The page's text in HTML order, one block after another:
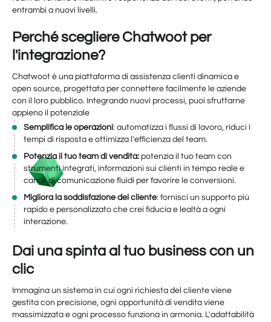
entrambi a nuovi livelli.
Perché scegliere Chatwoot per
l'integrazione?
Chatwoot è una piattaforma di assistenza clienti dinamica e
open source, progettata per connettere facilmente le aziende
con il loro pubblico. Integrando nuovi processi, puoi sfruttarne
appieno il potenziale
Semplifica le operazioni: automatizza i flussi di lavoro, riduci i
tempi di risposta e ottimizza l'efficienza del team.
Potenzia il tuo team di vendita: potenzia il tuo team con
strumenti integrati, informazioni sui clienti in tempo reale e
canali di comunicazione fluidi per favorire le conversioni.
Migliora la soddisfazione del cliente: fornisci un supporto più
rapido e personalizzato che crei fiducia e lealtà a ogni
interazione.
Dai una spinta al tuo business con un
clic
Immagina un sistema in cui ogni richiesta del cliente viene
gestita con precisione, ogni opportunità di vendita viene
massimizzata e ogni processo funziona in armonia. L'adattabilità